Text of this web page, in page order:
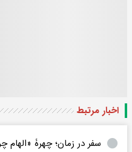
اخبار مرتبط